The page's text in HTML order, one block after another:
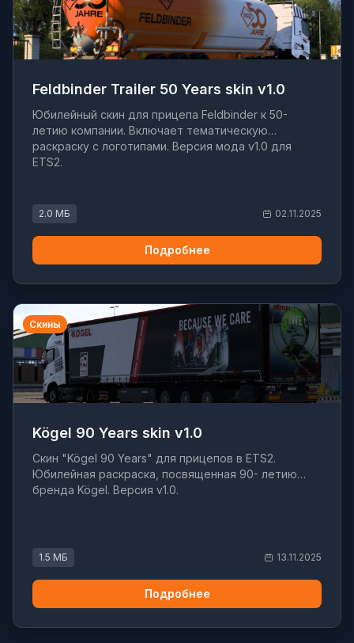
Feldbinder Trailer 50 Years skin v1.0
Юбилейный скин для прицепа Feldbinder к 50-
летию компании. Включает тематическую
раскраску с логотипами. Версия мода v1.0 для
ETS2.
2.0 МБ 02.11.2025
Подробнее
Скины
Kögel 90 Years skin v1.0
Скин "Kögel 90 Years" для прицепов в ETS2.
Юбилейная раскраска, посвященная 90- летию
бренда Kögel. Версия v1.0.
1.5 МБ 13.11.2025
Подробнее